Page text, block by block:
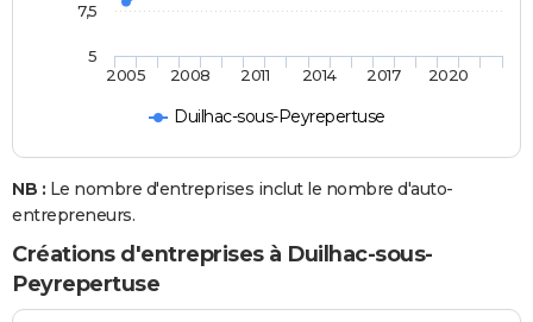
Duilhac-sous-Peyrepertuse
2005 2008 2011 2014 2017 2020
5
7,5
NB : Le nombre d'entreprises inclut le nombre d'auto-
entrepreneurs.
Créations d'entreprises à Duilhac-sous-
Peyrepertuse